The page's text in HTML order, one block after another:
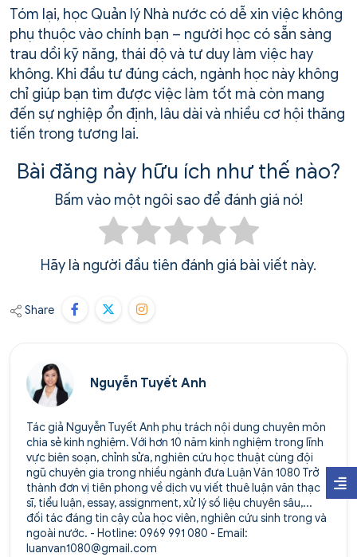
Tóm lại, học Quản lý Nhà nước có dễ xin việc không
phụ thuộc vào chính bạn – người học có sẵn sàng
trau dồi kỹ năng, thái độ và tư duy làm việc hay
không. Khi đầu tư đúng cách, ngành học này không
chỉ giúp bạn tìm được việc làm tốt mà còn mang
đến sự nghiệp ổn định, lâu dài và nhiều cơ hội thăng
tiến trong tương lai.
Bài đăng này hữu ích như thế nào?
Bấm vào một ngôi sao để đánh giá nó!
Hãy là người đầu tiên đánh giá bài viết này.
Share
Nguyễn Tuyết Anh
Tác giả Nguyễn Tuyết Anh phụ trách nội dung chuyên môn
chia sẻ kinh nghiệm. Với hơn 10 năm kinh nghiệm trong lĩnh
vực biên soạn, chỉnh sửa, nghiên cứu học thuật cùng đội
ngũ chuyên gia trong nhiều ngành đưa Luận Văn 1080 Trở
thành đơn vị tiên phong về dịch vụ viết thuê luận văn thạc
sĩ, tiểu luận, essay, assignment, xử lý số liệu chuyên sâu,...
đối tác đáng tin cậy của học viên, nghiên cứu sinh trong và
ngoài nước. - Hotline: 0969 991 080 - Email:
luanvan1080@gmail.com